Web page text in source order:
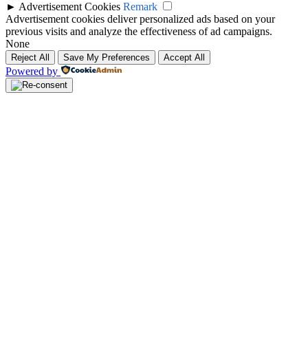
► Advertisement Cookies Remark
Advertisement cookies deliver personalized ads based on your
previous visits and analyze the effectiveness of ad campaigns.
None
Reject All Save My Preferences Accept All
Powered by